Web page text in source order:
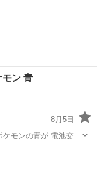
モン 青
8月5日
モンの青が 電池交換